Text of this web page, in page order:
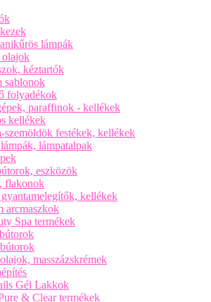
lámpák
kéztartók
sablonok
folyadékok
paraffinok - kellékek
kellékek
szemöldök festékek, kellékek
lámpatalpak
eszközök
flakonok
kellékek
arcmaszkok
Spa termékek
masszázskrémek
Gél Lakkok
& Clear termékek